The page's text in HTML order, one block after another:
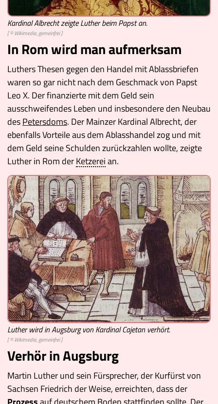
Kardinal Albrecht zeigte Luther beim Papst an.
[ © Wikimedia, gemeinfrei ]
In Rom wird man aufmerksam
Luthers Thesen gegen den Handel mit Ablassbriefen
waren so gar nicht nach dem Geschmack von Papst
Leo X. Der finanzierte mit dem Geld sein
ausschweifendes Leben und insbesondere den Neubau
desPetersdoms. Der Mainzer Kardinal Albrecht, der
ebenfalls Vorteile aus dem Ablasshandel zog und mit
dem Geld seine Schulden zurückzahlen wollte, zeigte
Luther in Rom derKetzereian.
Luther wird in Augsburg von Kardinal Cajetan verhört.
[ © Wikimedia, gemeinfrei ]
Verhör in Augsburg
Martin Luther und sein Fürsprecher, der Kurfürst von
Sachsen Friedrich der Weise, erreichten, dass der